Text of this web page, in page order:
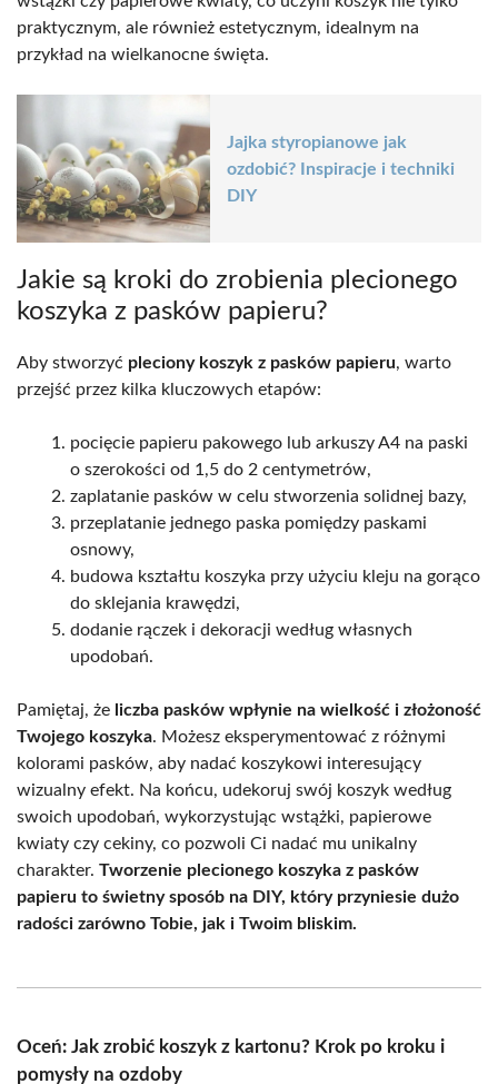
praktycznym, ale również estetycznym, idealnym na
przykład na wielkanocne święta.
Jajka styropianowe jak
ozdobić? Inspiracje i techniki
DIY
Jakie są kroki do zrobienia plecionego
koszyka z pasków papieru?
Aby stworzyć pleciony koszyk z pasków papieru, warto
przejść przez kilka kluczowych etapów:
pocięcie papieru pakowego lub arkuszy A4 na paski
o szerokości od 1,5 do 2 centymetrów,
zaplatanie pasków w celu stworzenia solidnej bazy,
przeplatanie jednego paska pomiędzy paskami
osnowy,
budowa kształtu koszyka przy użyciu kleju na gorąco
do sklejania krawędzi,
dodanie rączek i dekoracji według własnych
upodobań.
Pamiętaj, że liczba pasków wpłynie na wielkość i złożoność
Twojego koszyka. Możesz eksperymentować z różnymi
kolorami pasków, aby nadać koszykowi interesujący
wizualny efekt. Na końcu, udekoruj swój koszyk według
swoich upodobań, wykorzystując wstążki, papierowe
kwiaty czy cekiny, co pozwoli Ci nadać mu unikalny
charakter. Tworzenie plecionego koszyka z pasków
papieru to świetny sposób na DIY, który przyniesie dużo
radości zarówno Tobie, jak i Twoim bliskim.
Oceń: Jak zrobić koszyk z kartonu? Krok po kroku i
pomysły na ozdoby